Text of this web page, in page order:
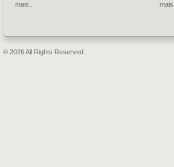
mais..
mais..
© 2026 All Rights Reserved.